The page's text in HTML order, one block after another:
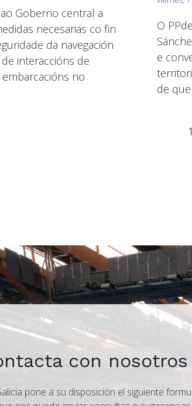
Goberno central a
necesarias co fin
da navegación
interaccións de
no
O
e
de
1
con nosotros
pone a su disposición el siguiente